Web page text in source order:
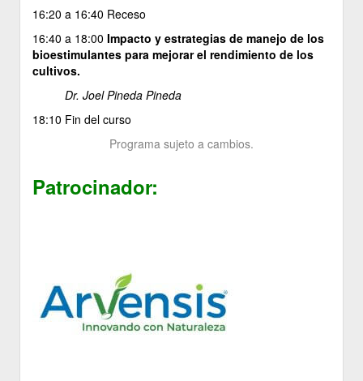
16:20 a 16:40 Receso
16:40 a 18:00 Impacto y estrategias de manejo de los
bioestimulantes para mejorar el rendimiento de los
cultivos.
Dr. Joel Pineda Pineda
18:10 Fin del curso
Programa sujeto a cambios.
Patrocinador: